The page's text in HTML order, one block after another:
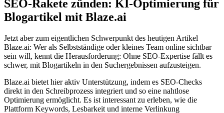
SEO-Rakete zünden: KI-Optimierung für
Blogartikel mit Blaze.ai
Jetzt aber zum eigentlichen Schwerpunkt des heutigen Artikel
Blaze.ai: Wer als Selbstständige oder kleines Team online sichtbar
sein will, kennt die Herausforderung: Ohne SEO-Expertise fällt es
schwer, mit Blogartikeln in den Suchergebnissen aufzusteigen.
Blaze.ai bietet hier aktiv Unterstützung, indem es SEO-Checks
direkt in den Schreibprozess integriert und so eine nahtlose
Optimierung ermöglicht. Es ist interessant zu erleben, wie die
Plattform Keywords, Lesbarkeit und interne Verlinkung